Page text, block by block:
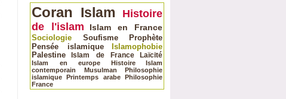
Coran Islam
Histoire
de l'islam
Islam en France
Sociologie Soufisme
Prophète
Pensée islamique
Islamophobie
Palestine Islam de France
Laïcité
Islam en europe
Histoire
Islam
contemporain
Musulman
Philosophie
islamique Printemps arabe Philosophie
France